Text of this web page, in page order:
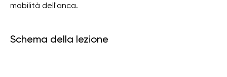
mobilità dell'anca.
Schema della lezione